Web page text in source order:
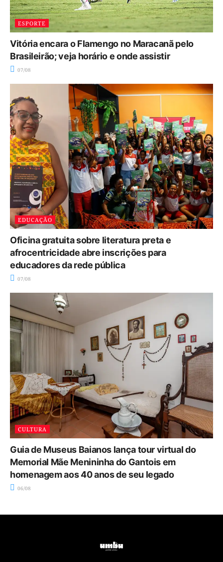
ESPORTE
Vitória encara o Flamengo no Maracanã pelo
Brasileirão; veja horário e onde assistir
07/08
EDUCAÇÃO
Oficina gratuita sobre literatura preta e
afrocentricidade abre inscrições para
educadores da rede pública
07/08
CULTURA
Guia de Museus Baianos lança tour virtual do
Memorial Mãe Menininha do Gantois em
homenagem aos 40 anos de seu legado
06/08